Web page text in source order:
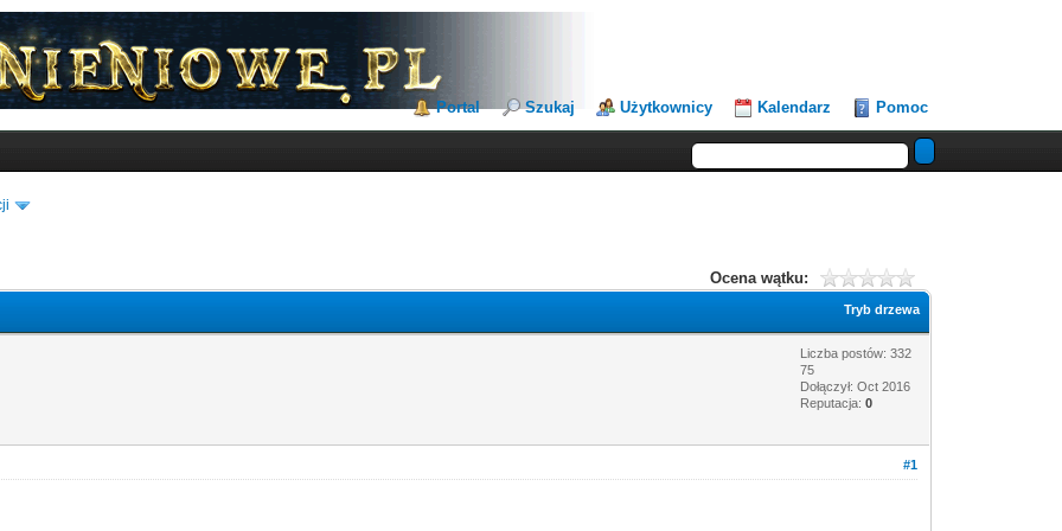
Portal Szukaj Użytkownicy Kalendarz Pomoc
Ocena wątku:
Tryb drzewa
Liczba postów: 332
75
Dołączył: Oct 2016
Reputacja:0
#1